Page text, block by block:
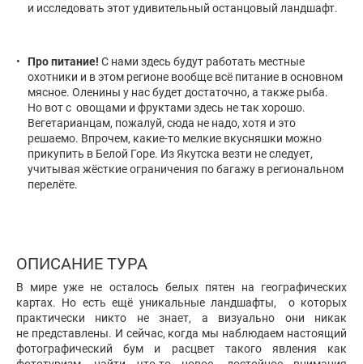
и исследовать этот удивительный останцовый ландшафт.
Про питание! С нами здесь будут работать местные
охотники и в этом регионе вообще всё питание в основном
мясное. Оленины у нас будет достаточно, а также рыба.
Но вот с овощами и фруктами здесь не так хорошо.
Вегетарианцам, пожалуй, сюда не надо, хотя и это
решаемо. Впрочем, какие-то мелкие вкусняшки можно
прикупить в Белой Горе. Из Якутска везти не следует,
учитывая жёсткие ограничения по багажу в региональном
перелёте.
ОПИСАНИЕ ТУРА
В мире уже не осталось белых пятен на географических
картах. Но есть ещё уникальные ландшафты, о которых
практически никто не знает, а визуально они никак
не представлены. И сейчас, когда мы наблюдаем настоящий
фотографический бум и расцвет такого явления как